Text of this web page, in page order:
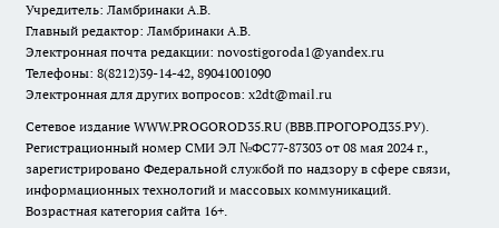
Учредитель: Ламбринаки А.В.
Главный редактор: Ламбринаки А.В.
Электронная почта редакции: novostigoroda1@yandex.ru
Телефоны: 8(8212)39-14-42, 89041001090
Электронная для других вопросов: x2dt@mail.ru
Сетевое издание WWW.PROGOROD35.RU (ВВВ.ПРОГОРОД35.РУ).
Регистрационный номер СМИ ЭЛ №ФС77-87303 от 08 мая 2024 г.,
зарегистрировано Федеральной службой по надзору в сфере связи,
информационных технологий и массовых коммуникаций.
Возрастная категория сайта 16+.